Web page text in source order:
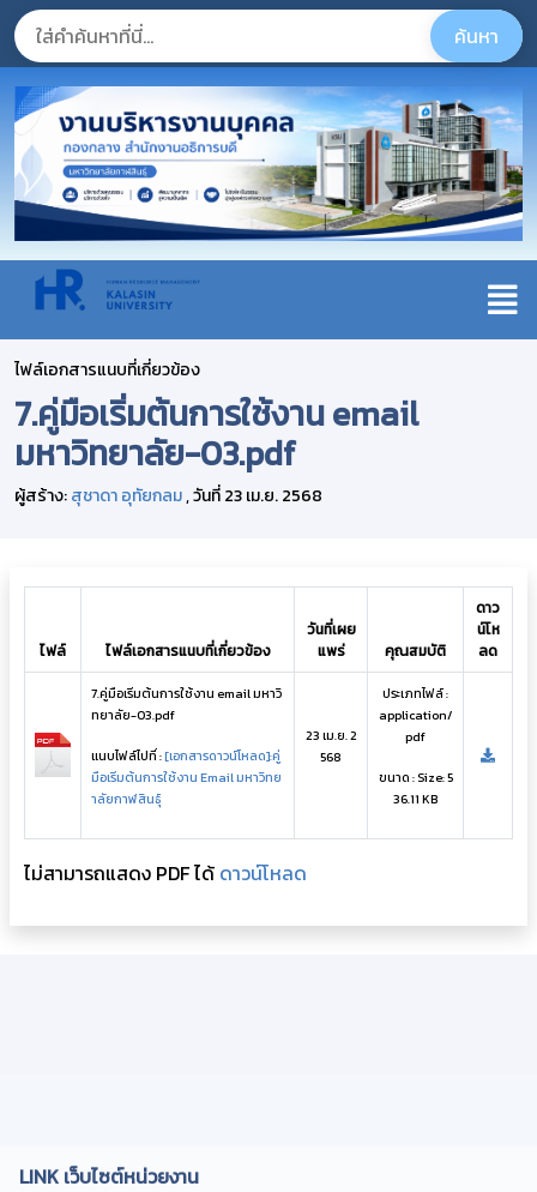
ไฟล์เอกสารแนบที่เกี่ยวข้อง
7.คู่มือเริ่มต้นการใช้งาน email
มหาวิทยาลัย-03.pdf
ผู้สร้าง:สุชาดา อุทัยกลม, วันที่ 23 เม.ย. 2568
ไฟล์ ไฟล์เอกสารแนบที่เกี่ยวข้อง
วันที่เผย
แพร่
คุณสมบัติ
ดาว
น์โห
ลด
7.คู่มือเริ่มต้นการใช้งาน email มหาวิ
ทยาลัย-03.pdf
แนบไฟล์ไปที่ :[เอกสารดาวน์โหลด]:คู่
มือเริ่มต้นการใช้งาน Email มหาวิทย
าลัยกาฬสินธุ์
23 เม.ย. 2
568
ประเภทไฟล์ :
application/
pdf
ขนาด : Size: 5
36.11 KB
ไม่สามารถแสดง PDF ได้ ดาวน์โหลด
LINK เว็บไซต์หน่วยงาน